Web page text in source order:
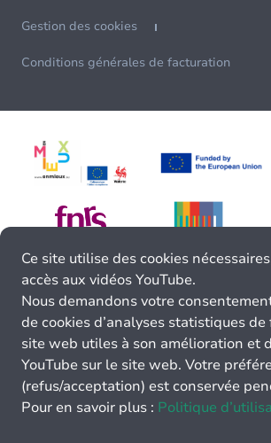
Gestion des cookies
Conditions générales de facturation
Ce site utilise des cookies
accès aux vidéos YouTube.
Nous demandons votre
de cookies d’analyses statistiques
site web utiles à son amélioration et
YouTube sur le site web. Votre
(refus/acceptation) est conservée
Pour en savoir plus : Politique